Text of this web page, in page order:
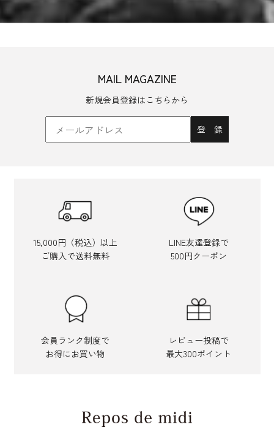
MAIL MAGAZINE
新規会員登録はこちらから
15,000円（税込）以上
ご購入で送料無料
LINE友達登録で
500円クーポン
会員ランク制度で
お得にお買い物
レビュー投稿で
最大300ポイント